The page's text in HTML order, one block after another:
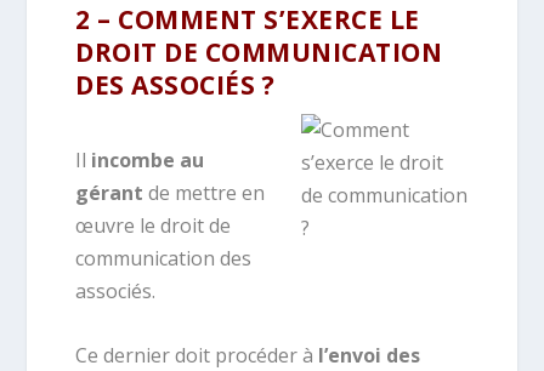
2 – COMMENT S’EXERCE LE
DROIT DE COMMUNICATION
DES ASSOCIÉS ?
Il incombe au
gérant de mettre en
œuvre le droit de
communication des
associés.
Ce dernier doit procéder à l’envoi des